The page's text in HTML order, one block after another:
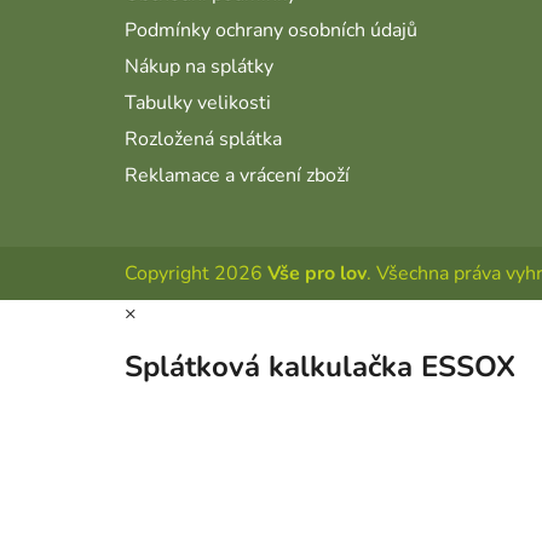
Podmínky ochrany osobních údajů
Nákup na splátky
Tabulky velikosti
Rozložená splátka
Reklamace a vrácení zboží
Copyright 2026 Vše pro lov. Všechna práva
×
Splátková kalkulačka ESSOX